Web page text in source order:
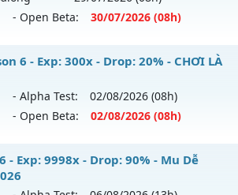
Webzen
- Open Beta: 30/07/2026 (08h)
https://muhoalong.pro
- Mở máy chủ https://facebook.com/
Webzen
6 - Exp: 300x - Drop: 20% - CHƠI LÀ
- Alpha Test: 02/08/2026 (08h)
- Open Beta: 02/08/2026 (08h)
LÀ NGHIỀN
- Mở máy chủHÀ NỘIvào 08h
- Exp: 9998x - Drop: 90% - Mu Dễ